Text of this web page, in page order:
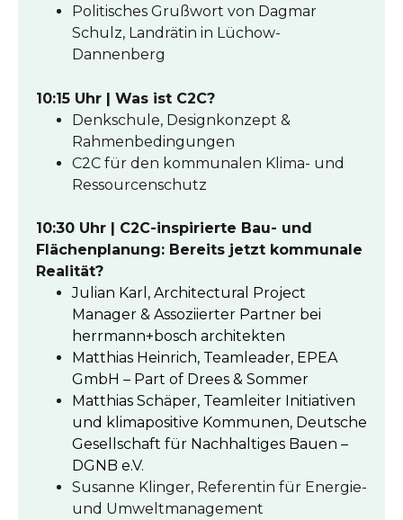
Politisches Grußwort von Dagmar
Schulz, Landrätin in Lüchow-
Dannenberg
10:15 Uhr | Was ist C2C?
Denkschule, Designkonzept &
Rahmenbedingungen
C2C für den kommunalen Klima- und
Ressourcenschutz
10:30 Uhr | C2C-inspirierte Bau- und
Flächenplanung: Bereits jetzt kommunale
Realität?
Julian Karl, Architectural Project
Manager & Assoziierter Partner bei
herrmann+bosch architekten
Matthias Heinrich, Teamleader, EPEA
GmbH – Part of Drees & Sommer
Matthias Schäper, Teamleiter Initiativen
und klimapositive Kommunen, Deutsche
Gesellschaft für Nachhaltiges Bauen –
DGNB e.V.
Susanne Klinger, Referentin für Energie-
und Umweltmanagement